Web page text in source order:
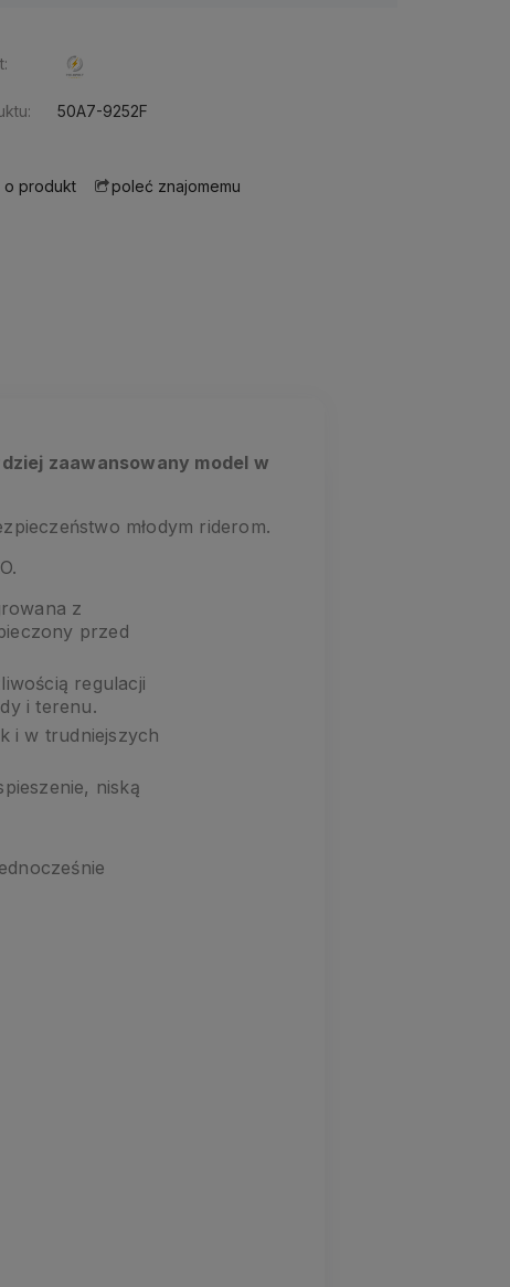
50A7-9252F
o produkt poleć znajomemu
zaawansowany model w
młodym riderom.
z
przed
regulacji
i terenu.
i w trudniejszych
niską